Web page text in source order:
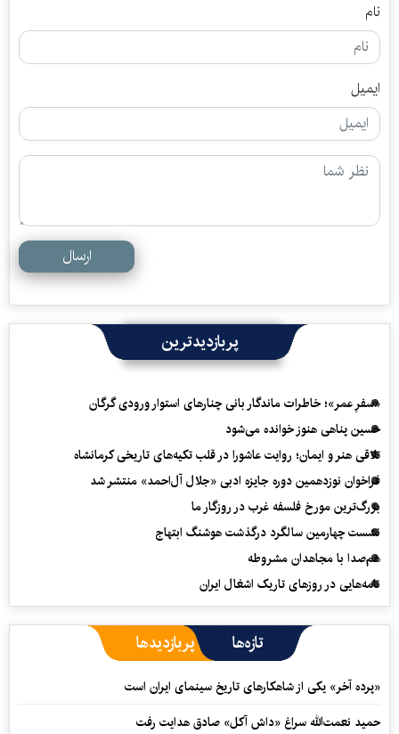
نام
ایمیل
ارسال
پربازدیدترین
«سفرِ عمر»؛ خاطرات ماندگار بانی چنارهای استوار ورودی گرگان
حسین پناهی هنوز خوانده می‌شود
تلاقی هنر و ایمان؛ روایت عاشورا در قلب تکیه‌های تاریخی کرمانشاه
فراخوان نوزدهمین دوره جایزه ادبی «جلال آل‌احمد» منتشر شد
بزرگ‌ترین مورخ فلسفه غرب در روزگار ما
نشست چهارمین سالگرد درگذشت هوشنگ ابتهاج
هم‌صدا با مجاهدان مشروطه
نامه‌هایی در روزهای تاریک اشغال ایران
تازه‌ها پربازدیدها
«پرده آخر» یکی از شاهکارهای تاریخ سینمای ایران است
حمید نعمت‌‏الله سراغ «داش آکل» صادق هدایت رفت